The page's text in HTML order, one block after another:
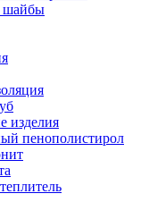
шайбы
изделия
пенополистирол